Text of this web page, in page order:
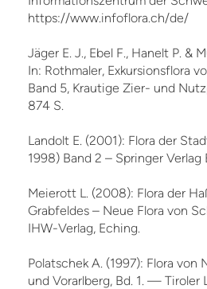
https://www.infoflora.ch/de/
Jäger E. J., Ebel F., Hanelt P. &
In: Rothmaler, Exkursionsflora
Band 5, Krautige Zier- und
874 S.
Landolt E. (2001): Flora der
1998) Band 2 – Springer Verlag
Meierott L. (2008): Flora der
Grabfeldes – Neue Flora von
IHW-Verlag, Eching.
Polatschek A. (1997): Flora von
und Vorarlberg, Bd. 1. — Tiroler